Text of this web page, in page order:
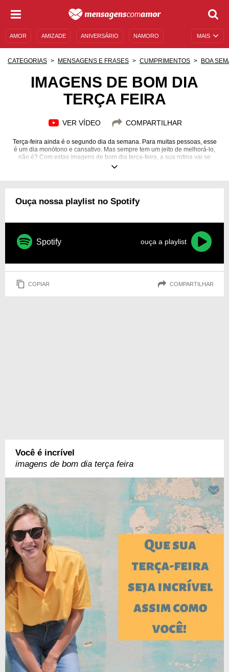
MAIS
AMOR AMIZADE ANIVERSÁRIO NAMORO
MENSAGENS E FRASES MENSAGENS DE ANIVERSÁRIO
CATEGORIAS MENSAGENS E FRASES CUMPRIMENTOS BOA
IMAGENS DE BOM DIA
TERÇA FEIRA
VER VÍDEO COMPARTILHAR
Terça-feira ainda é o segundo dia da semana. Para muitas pessoas, esse
é um dia monótono e cansativo. Mas sempre tem um jeito de melhorá-lo,
não é? Com estas imagens de bom dia terça-feira, a sua rotina vai se
transformar! Use o Whatsapp ou o Facebook para compartilhar mensagens
um dia especial, cheio de diversão, trabalho, lazer e amor!
Ouça nossa playlist no Spotify
Spotify ouça a playlist
COPIAR COMPARTILHAR
Você é incrível
imagens de bom dia terça feira